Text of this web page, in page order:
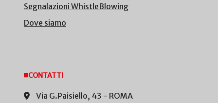
Segnalazioni WhistleBlowing
Dove siamo
CONTATTI
Via G.Paisiello, 43 - ROMA